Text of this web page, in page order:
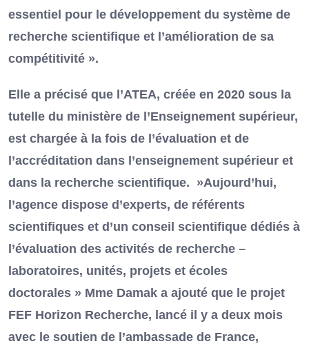
essentiel pour le développement du système de
recherche scientifique et l’amélioration de sa
compétitivité ».
Elle a précisé que l’ATEA, créée en 2020 sous la
tutelle du ministère de l’Enseignement supérieur,
est chargée à la fois de l’évaluation et de
l’accréditation dans l’enseignement supérieur et
dans la recherche scientifique. »Aujourd’hui,
l’agence dispose d’experts, de référents
scientifiques et d’un conseil scientifique dédiés à
l’évaluation des activités de recherche –
laboratoires, unités, projets et écoles
doctorales » Mme Damak a ajouté que le projet
FEF Horizon Recherche, lancé il y a deux mois
avec le soutien de l’ambassade de France,